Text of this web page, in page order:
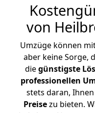
von
Umzüge können
aber keine Sorge,
diegünstigste
professionellen
stets daran, Ihnen
Preisezu bieten.